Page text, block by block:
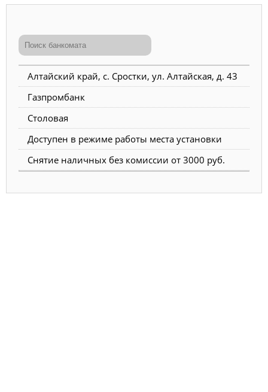
Алтайский край, с. Сростки, ул. Алтайская, д. 43
Газпромбанк
Столовая
Доступен в режиме работы места установки
Снятие наличных без комиссии от 3000 руб.